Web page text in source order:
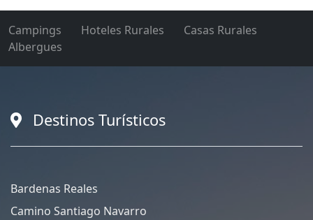
Campings Hoteles Rurales
Casas Rurales
Albergues
Destinos Turísticos
Bardenas Reales
Camino Santiago Navarro